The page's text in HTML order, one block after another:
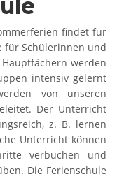
findet für
für Schülerinnen und
werden
intensiv gelernt
von unseren
Der Unterricht
z. B. lernen
Unterricht können
verbuchen und
Die Ferienschule